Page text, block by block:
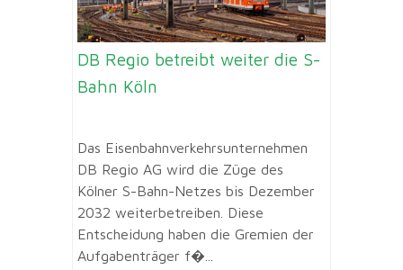
DB Regio betreibt weiter die S-
Bahn Köln
Das Eisenbahnverkehrsunternehmen
DB Regio AG wird die Züge des
Kölner S-Bahn-Netzes bis Dezember
2032 weiterbetreiben. Diese
Entscheidung haben die Gremien der
Aufgabenträger f�...